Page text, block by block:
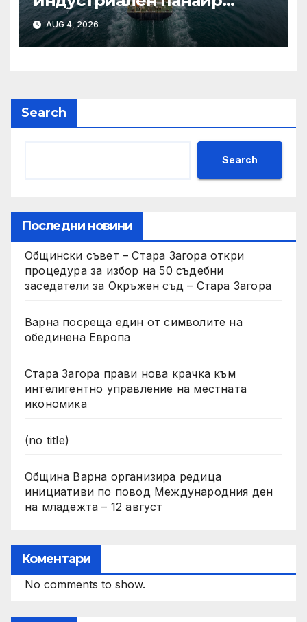
CERKEZKOY INDUSTRIAL
FAIR 2026
AUG 4, 2026
Search
Search
Последни новини
Общински съвет – Стара Загора откри
процедура за избор на 50 съдебни
заседатели за Окръжен съд – Стара Загора
Варна посреща един от символите на
обединена Европа
Стара Загора прави нова крачка към
интелигентно управление на местната
икономика
(no title)
Община Варна организира редица
инициативи по повод Международния ден
на младежта – 12 август
Коментари
No comments to show.